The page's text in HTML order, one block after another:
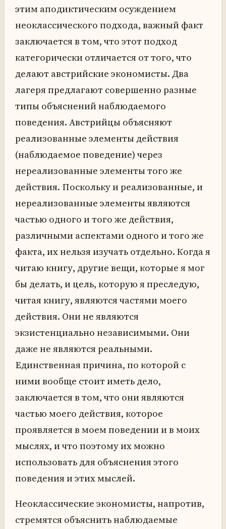
этим аподиктическим осуждением
неоклассического подхода, важный факт
заключается в том, что этот подход
категорически отличается от того, что
делают австрийские экономисты. Два
лагеря предлагают совершенно разные
типы объяснений наблюдаемого
поведения. Австрийцы объясняют
реализованные элементы действия
(наблюдаемое поведение) через
нереализованные элементы того же
действия. Поскольку и реализованные, и
нереализованные элементы являются
частью одного и того же действия,
различными аспектами одного и того же
факта, их нельзя изучать отдельно. Когда я
читаю книгу, другие вещи, которые я мог
бы делать, и цель, которую я преследую,
читая книгу, являются частями моего
действия. Они не являются
экзистенциально независимыми. Они
даже не являются реальными.
Единственная причина, по которой с
ними вообще стоит иметь дело,
заключается в том, что они являются
частью моего действия, которое
проявляется в моем поведении и в моих
мыслях, и что поэтому их можно
использовать для объяснения этого
поведения и этих мыслей.
Неоклассические экономисты, напротив,
стремятся объяснить наблюдаемые